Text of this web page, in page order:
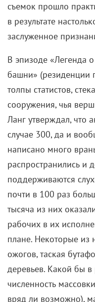
съемок прошло
в результате
заслуженное
В эпизоде «Легенда
башни» (резиденции
толпы статистов,
сооружения, чья
Ланг утверждал, что
случае 300, да и
написано много
распространились и
поддерживаются
почти в 100 раз
тысяча из них
рабочих в их
плане. Некоторые из
ожогов, таская
деревьев. Какой бы
численность
вряд ли возможно),